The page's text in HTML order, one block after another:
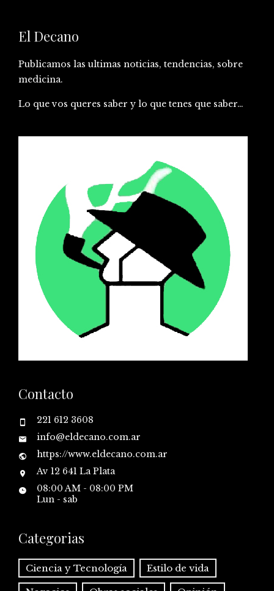
El Decano
Publicamos las ultimas noticias, tendencias, sobre
medicina.
Lo que vos queres saber y lo que tenes que saber…
Contacto
221 612 3608
info@eldecano.com.ar
https://www.eldecano.com.ar
Av 12 641 La Plata
08:00 AM - 08:00 PM
Lun - sab
Categorias
Ciencia y Tecnología Estilo de vida